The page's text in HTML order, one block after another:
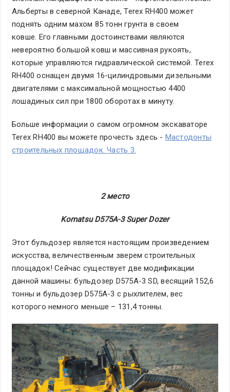
Альберты в северной Канаде, Terex RH400 может
поднять одним махом 85 тонн грунта в своем
ковше. Его главными достоинствами являются
невероятно большой ковш и массивная рукоять,
которые управляются гидравлической системой. Terex
RH400 оснащен двумя 16-цилиндровыми дизельными
двигателями с максимальной мощностью 4400
лошадиных сил при 1800 оборотах в минуту.
Больше информации о самом огромном экскаваторе
Terex RH400 вы можете прочесть здесь - Мастодонты
строительных площадок. Часть 3.
2 место
Komatsu D575A-3 Super Dozer
Этот бульдозер является настоящим произведением
искусства, величественным зверем строительных
площадок! Сейчас существует две модификации
данной машины: бульдозер D575A-3 SD, весящий 152,6
тонны и бульдозер D575A-3 с рыхлителем, вес
которого немного меньше – 131,4 тонны.